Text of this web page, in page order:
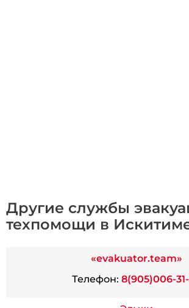
Другие службы
техпомощи в
«evakuator.team»
Телефон: 8(905)006-